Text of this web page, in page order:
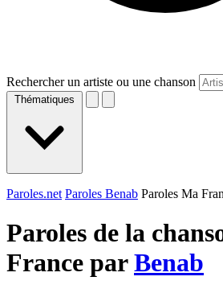
Rechercher un artiste ou une chanson
Thématiques
Paroles.net Paroles Benab Paroles Ma
Paroles de la
France parBenab